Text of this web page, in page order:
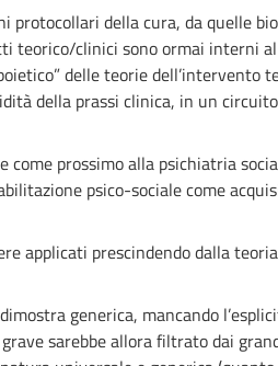
della cura, da quelle
teorico/clinici sono ormai interni
delle teorie dell’intervento
della prassi clinica, in un
prossimo alla psichiatria
psico-sociale come
applicati prescindendo dalla
generica, mancando
sarebbe allora filtrato dai